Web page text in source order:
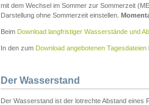
mit dem Wechsel im Sommer zur Sommerzeit
Darstellung ohne Sommerzeit einstellen.
Beim Download langfristiger Wasserstände und
In den zum Download angebotenen Tagesdateien
Der Wasserstand
Der Wasserstand ist der lotrechte Abstand eines